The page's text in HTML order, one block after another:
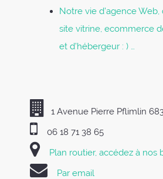
Notre vie d’agence
site vitrine, ecommerce
et d’hébergeur : ) …
1 Avenue Pierre Pflimlin
06 18 71 38 65
Plan routier, accédez à nos
Par email